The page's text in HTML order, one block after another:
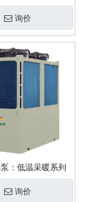
询价
：低温采暖系列
询价